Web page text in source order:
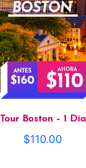
Tour Boston – 1 Día
$110.00